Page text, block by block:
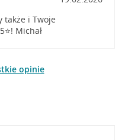
także i Twoje
Michał
opinie